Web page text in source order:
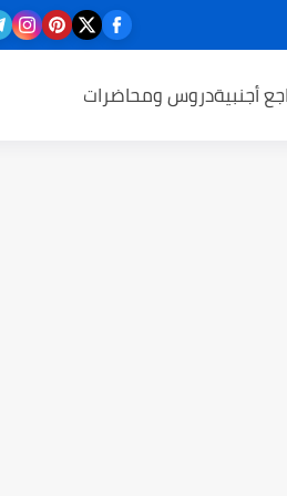
أجنبيةدروس ومحاضرات